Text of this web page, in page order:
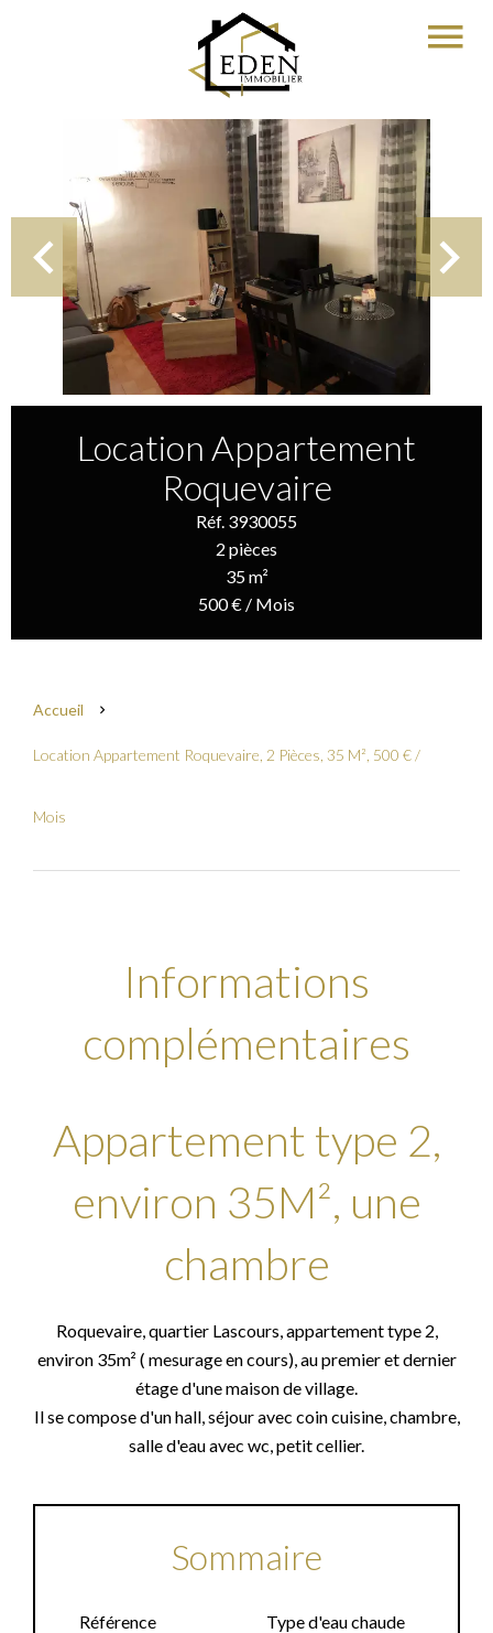
Location Appartement
Roquevaire
Réf. 3930055
2 pièces
35 m²
500 € / Mois
Accueil
Location Appartement Roquevaire, 2 Pièces, 35 M², 500 € /
Mois
Informations
complémentaires
Appartement type 2,
environ 35M², une
chambre
Roquevaire, quartier Lascours, appartement type 2,
environ 35m² ( mesurage en cours), au premier et dernier
étage d'une maison de village.
Il se compose d'un hall, séjour avec coin cuisine, chambre,
salle d'eau avec wc, petit cellier.
Sommaire
Référence
Type d'eau chaude